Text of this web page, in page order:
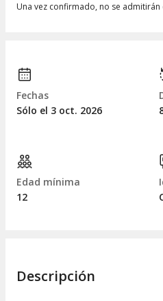
Una vez confirmado, no se
Fechas
Sólo el 3 oct. 2026
Edad mínima
12
Descripción